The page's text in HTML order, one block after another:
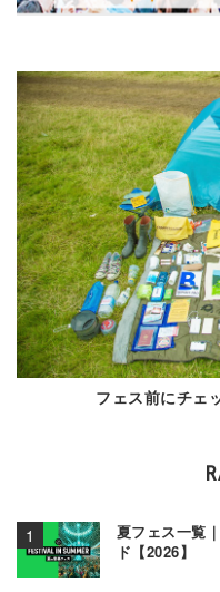
フェス前にチェ
夏フェス一覧
ド【2026】